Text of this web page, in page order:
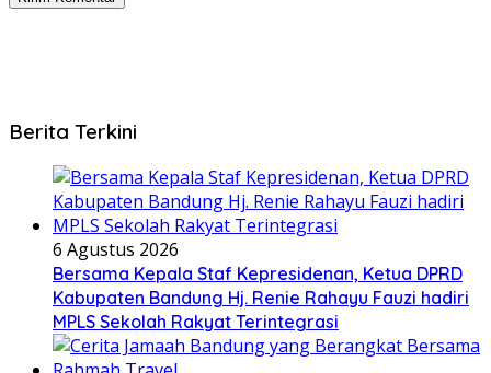
Berita Terkini
6 Agustus 2026
Bersama Kepala Staf Kepresidenan, Ketua DPRD
Kabupaten Bandung Hj. Renie Rahayu Fauzi hadiri
MPLS Sekolah Rakyat Terintegrasi